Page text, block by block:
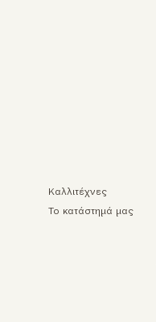
Καλλιτέχνες
Το κατάστημά μας